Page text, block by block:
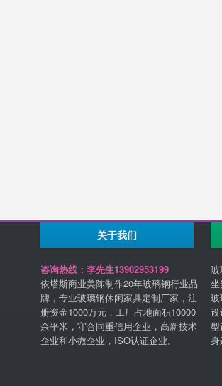
关于我们
咨询热线：李先生13902953199
依塔斯商业美陈制作20年玻璃钢行业品
牌，专业玻璃钢休闲家具定制厂家，注
册资金1000万元，工厂占地面积10000
余平米，守合同重信用企业，高新技术
企业和小微企业，ISO认证企业。
身